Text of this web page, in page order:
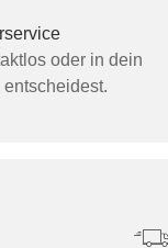
oder in dein